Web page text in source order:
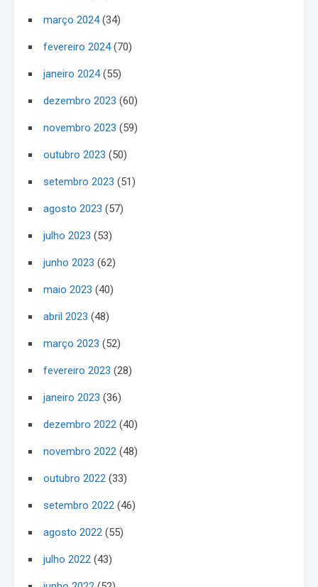
março 2024(34)
fevereiro 2024(70)
janeiro 2024(55)
dezembro 2023 (60)
novembro 2023 (59)
outubro 2023 (50)
setembro 2023 (51)
agosto 2023 (57)
julho 2023 (53)
junho 2023 (62)
maio 2023 (40)
abril 2023 (48)
março 2023 (52)
fevereiro 2023 (28)
janeiro 2023 (36)
dezembro 2022 (40)
novembro 2022 (48)
outubro 2022 (33)
setembro 2022 (46)
agosto 2022 (55)
julho 2022 (43)